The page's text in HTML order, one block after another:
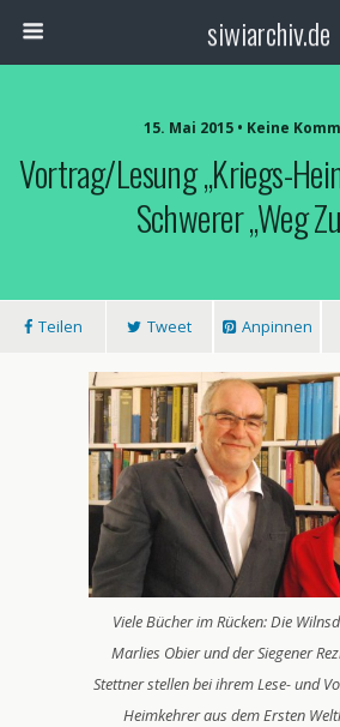
siwiarchiv.de
15. Mai 2015 • Keine
Vortrag/Lesung „Kriegs-
Schwerer „Weg
Teilen Tweet Anpinnen
Viele Bücher im Rücken: Die
Marlies Obier und der Siegener
Stettner stellen bei ihrem Lese- und
Heimkehrer aus dem Ersten